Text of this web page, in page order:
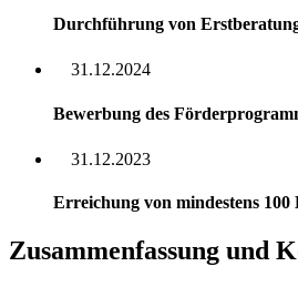
Durchführung von
31.12.2024
Bewerbung des
31.12.2023
Erreichung von mindestens
Zusammenfassung und